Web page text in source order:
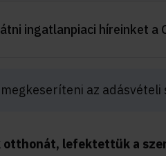
ingatlanpiaci híreinket a
az adásvételi
otthonát, lefektettük a